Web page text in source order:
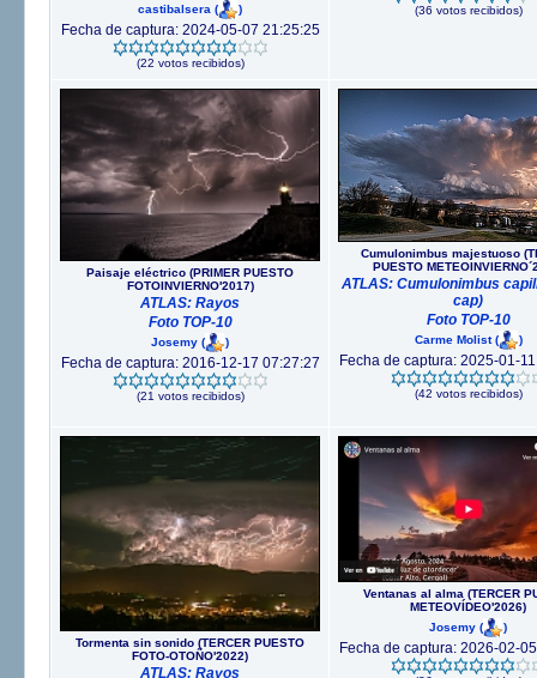
castibalsera ( )
Fecha de captura: 2024-05-07 21:25:25
(22 votos recibidos)
(36 votos recibidos)
Paisaje eléctrico (PRIMER PUESTO
FOTOINVIERNO'2017)
ATLAS: Rayos
Foto TOP-10
Josemy ( )
Fecha de captura: 2016-12-17 07:27:27
(21 votos recibidos)
Cumulonimbus majestuoso
PUESTO
ATLAS: Cumulonimbus
cap)
Foto TOP-10
Carme Molist( )
Fecha de captura: 2025-01-
(42 votos recibidos)
Tormenta sin sonido (TERCER PUESTO
FOTO-OTOÑO'2022)
ATLAS: Rayos
Ventanas al alma (TERCER
METEOVÍDEO'2026)
Josemy ( )
Fecha de captura: 2026-02-